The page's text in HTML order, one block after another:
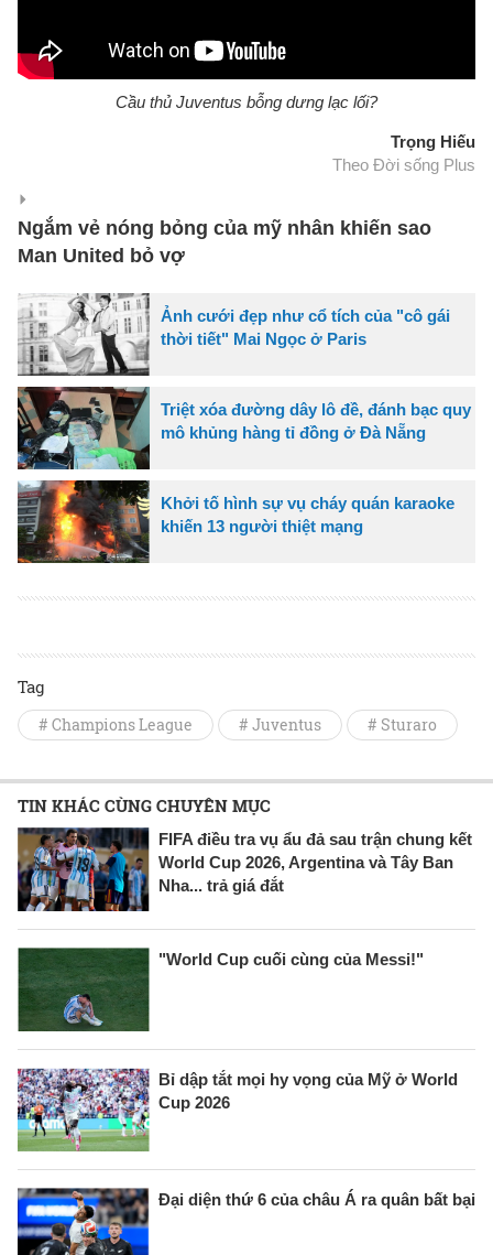
Cầu thủ Juventus bỗng dưng lạc lối?
Trọng Hiếu
Theo Đời sống Plus
Ngắm vẻ nóng bỏng của mỹ nhân khiến sao
Man United bỏ vợ
Ảnh cưới đẹp như cổ tích của "cô gái
thời tiết" Mai Ngọc ở Paris
Triệt xóa đường dây lô đề, đánh bạc quy
mô khủng hàng tỉ đồng ở Đà Nẵng
Khởi tố hình sự vụ cháy quán karaoke
khiến 13 người thiệt mạng
Tag
# Champions League # Juventus # Sturaro
TIN KHÁC CÙNG CHUYÊN MỤC
FIFA điều tra vụ ẩu đả sau trận chung kết
World Cup 2026, Argentina và Tây Ban
Nha... trả giá đắt
"World Cup cuối cùng của Messi!"
Bỉ dập tắt mọi hy vọng của Mỹ ở World
Cup 2026
Đại diện thứ 6 của châu Á ra quân bất bại